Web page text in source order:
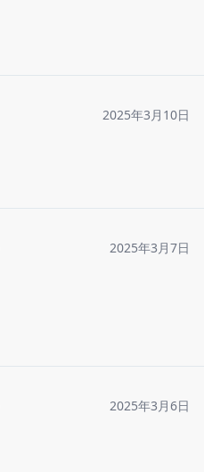
2025年3月10日
2025年3月7日
2025年3月6日